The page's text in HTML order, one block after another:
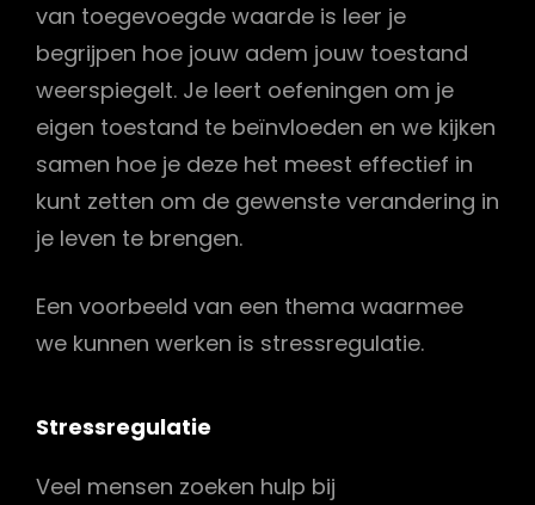
van toegevoegde waarde is leer je
begrijpen hoe jouw adem jouw toestand
weerspiegelt. Je leert oefeningen om je
eigen toestand te beïnvloeden en we kijken
samen hoe je deze het meest effectief in
kunt zetten om de gewenste verandering in
je leven te brengen.
Een voorbeeld van een thema waarmee
we kunnen werken is stressregulatie.
Stressregulatie
Veel mensen zoeken hulp bij